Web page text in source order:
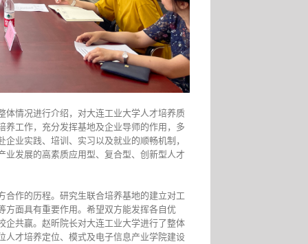
体情况进行介绍，对大连工业大学人才培养质
工作，充分发挥基地及企业导师的作用，多
业实践、培训、实习以及就业的顺畅机制，
业发展的高素质应用型、复合型、创新型人才
作的历程。研究生联合培养基地的建立对工
方面具有重要作用。希望双方能发挥各自优
企共赢。赵昕院长对大连工业大学进行了整体
人才培养定位、模式及电子信息产业学院建设